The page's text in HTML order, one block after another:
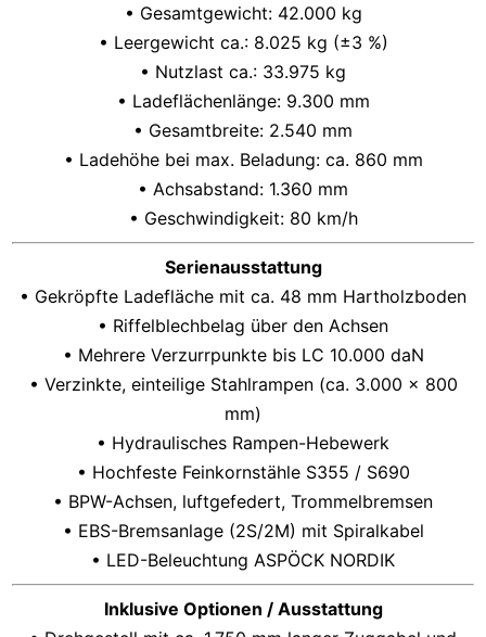
• Gesamtgewicht: 42.000 kg
• Leergewicht ca.: 8.025 kg (±3 %)
• Nutzlast ca.: 33.975 kg
• Ladeflächenlänge: 9.300 mm
• Gesamtbreite: 2.540 mm
• Ladehöhe bei max. Beladung: ca. 860 mm
• Achsabstand: 1.360 mm
• Geschwindigkeit: 80 km/h
Serienausstattung
• Gekröpfte Ladefläche mit ca. 48 mm Hartholzboden
• Riffelblechbelag über den Achsen
• Mehrere Verzurrpunkte bis LC 10.000 daN
• Verzinkte, einteilige Stahlrampen (ca. 3.000 × 800
mm)
• Hydraulisches Rampen-Hebewerk
• Hochfeste Feinkornstähle S355 / S690
• BPW-Achsen, luftgefedert, Trommelbremsen
• EBS-Bremsanlage (2S/2M) mit Spiralkabel
• LED-Beleuchtung ASPÖCK NORDIK
Inklusive Optionen / Ausstattung